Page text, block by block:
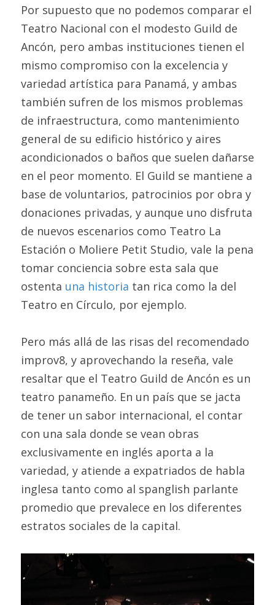
Por supuesto que no podemos comparar el
Teatro Nacional con el modesto Guild de
Ancón, pero ambas instituciones tienen el
mismo compromiso con la excelencia y
variedad artística para Panamá, y ambas
también sufren de los mismos problemas
de infraestructura, como mantenimiento
general de su edificio histórico y aires
acondicionados o baños que suelen dañarse
en el peor momento. El Guild se mantiene a
base de voluntarios, patrocinios por obra y
donaciones privadas, y aunque uno disfruta
de nuevos escenarios como Teatro La
Estación o Moliere Petit Studio, vale la pena
tomar conciencia sobre esta sala que
ostenta una historia tan rica como la del
Teatro en Círculo, por ejemplo.
Pero más allá de las risas del recomendado
improv8, y aprovechando la reseña, vale
resaltar que el Teatro Guild de Ancón es un
teatro panameño. En un país que se jacta
de tener un sabor internacional, el contar
con una sala donde se vean obras
exclusivamente en inglés aporta a la
variedad, y atiende a expatriados de habla
inglesa tanto como al spanglish parlante
promedio que prevalece en los diferentes
estratos sociales de la capital.